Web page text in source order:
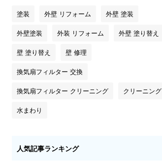
塗装 外壁 リフォーム 外壁 塗装
外壁塗装 外装 リフォーム 外壁 塗り替え
壁 塗り替え 壁 修理
換気扇フィルター 交換
換気扇フィルター クリーニング クリーニング
水まわり
人気記事ランキング